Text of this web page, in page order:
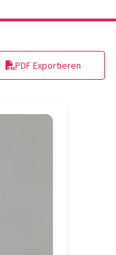
PDF Exportieren